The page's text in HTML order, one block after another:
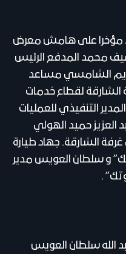
مؤخرا على هامش معرض
سيف محمد المدفع الرئيس
الشامسي مساعد
الشارقة لقطاع خدمات
التنفيذي للعمليات
العزيز حميد الهولي
الشارقة. جهاد طيارة
و سلطان العويس مدير
.
الله سلطان العويس